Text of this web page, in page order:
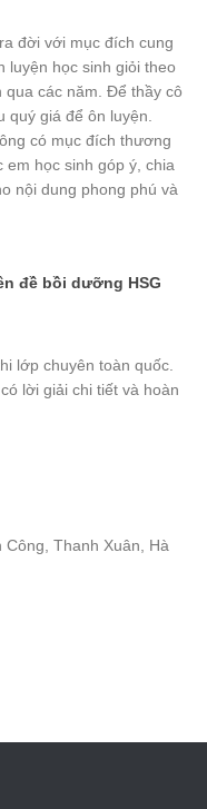
đời với mục đích cung
luyện học sinh giỏi theo
qua các năm. Để thầy cô
giá để ôn luyện.
có mục đích thương
em học sinh góp ý, chia
nội dung phong phú và
đề bồi dưỡng HSG
lớp chuyên toàn quốc.
lời giải chi tiết và hoàn
Thanh Xuân, Hà